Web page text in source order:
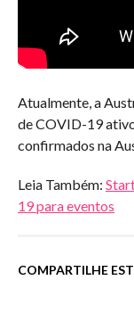
Atualmente, a
de COVID-19
confirmados na
Leia Também:
19 para eventos
COMPARTILHE